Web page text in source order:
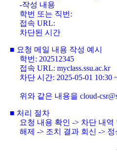
-작성 내용
학번 또는 직번:
접속 URL:
차단된 시간
■ 요청 메일 내용 작성 예시
학번: 202512345
접속 URL: myclass.ssu.ac.kr
차단 시간: 2025-05-01 10:30
위와 같은 내용을 cloud-
■ 처리 절차
요청 내용 확인 -> 차단 내
해제 -> 조치 결과 회신 ->